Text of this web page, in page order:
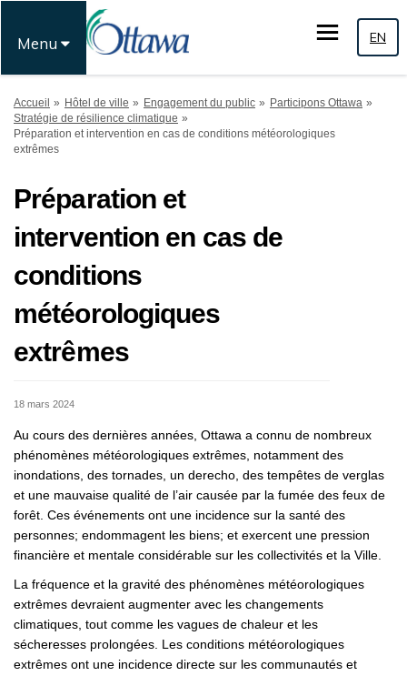
Menu EN
Vous êtes ici:
Accueil Hôtel de ville Engagement du public
Participons Ottawa
Stratégie de résilience climatique
Préparation et intervention en cas de conditions météorologiques
extrêmes
Préparation et
intervention en cas de
conditions
météorologiques
extrêmes
18 mars 2024
Au cours des dernières années, Ottawa a connu de nombreux
phénomènes météorologiques extrêmes, notamment des
inondations, des tornades, un derecho, des tempêtes de verglas
et une mauvaise qualité de l’air causée par la fumée des feux de
forêt. Ces événements ont une incidence sur la santé des
personnes; endommagent les biens; et exercent une pression
financière et mentale considérable sur les collectivités et la Ville.
La fréquence et la gravité des phénomènes météorologiques
extrêmes devraient augmenter avec les changements
climatiques, tout comme les vagues de chaleur et les
sécheresses prolongées. Les conditions météorologiques
extrêmes ont une incidence directe sur les communautés et